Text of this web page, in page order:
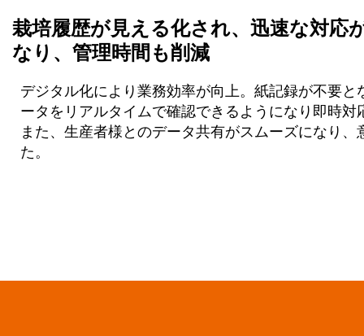
栽培履歴が見える化され、迅速な対応
なり、管理時間も削減
デジタル化により業務効率が向上。紙記録が不要
ータをリアルタイムで確認できるようになり即時対
また、 生産者様とのデータ共有がスムーズになり
た。